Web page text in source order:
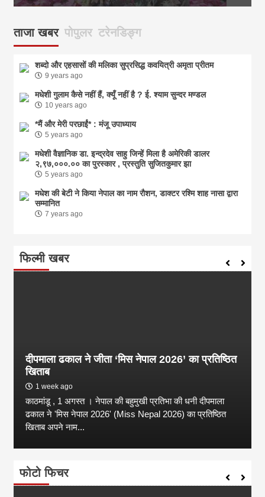
ताजा खबर पोपुलर टरेनडिङ्ग
शब्दो और एहसासों की मलिका सुप्रसिद्ध कवयित्री अमृता प्रीतम
9 years ago
मधेशी गुलाम कैसे नहीं हैं, क्यूँ नहीं है ? ई. श्याम सुन्दर मण्डल
10 years ago
*मैं और मेरी परछाईं* : मंजू उपाध्याय
5 years ago
मधेशी वैज्ञानिक डा. इन्द्रदेव साहु जिन्हें मिला है अमेरिकी डालर
२,९७,०००.०० का पुरस्कार , प्रस्तुति सुजितकुमार झा
5 years ago
मधेश की बेटी ने किया नेपाल का नाम राैशन, डाक्टर रश्मि शाह नासा द्वारा
सम्मानित
7 years ago
फिल्मी खबर
दीपमाला ढकाल ने जीता ‘मिस नेपाल 2026’ का प्रतिष्ठित
खिताब
1 week ago
काठमांडू , 1 अगस्त । नेपाल की बहुमुखी प्रतिभा की धनी दीपमाला
ढकाल ने 'मिस नेपाल 2026' (Miss Nepal 2026) का प्रतिष्ठित
खिताब अपने नाम...
फोटो फिचर